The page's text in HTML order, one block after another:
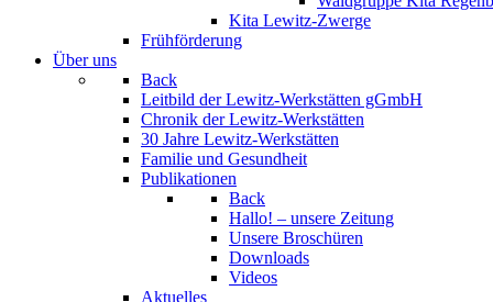
Kita Lewitz-Zwerge
Frühförderung
Über uns
Back
Leitbild der Lewitz-Werkstätten gGmbH
Chronik der Lewitz-Werkstätten
30 Jahre Lewitz-Werkstätten
Familie und Gesundheit
Publikationen
Back
Hallo! – unsere Zeitung
Unsere Broschüren
Downloads
Videos
Aktuelles